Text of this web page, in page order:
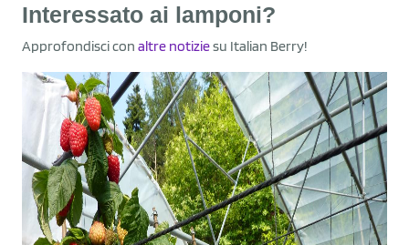
Interessato ai lamponi?
Approfondisci con altre notiziesu Italian Berry!